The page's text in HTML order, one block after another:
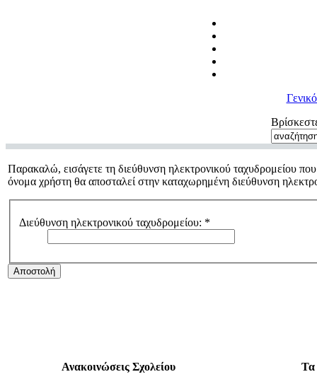
Παρακαλώ, εισάγετε τη διεύθυνση ηλεκτρονικού ταχυδρομείου
όνομα χρήστη θα αποσταλεί στην καταχωρημένη διεύθυνση
Διεύθυνση ηλεκτρονικού ταχυδρομείου: *
Αποστολή
Ανακοινώσεις Σχολείου
Τα